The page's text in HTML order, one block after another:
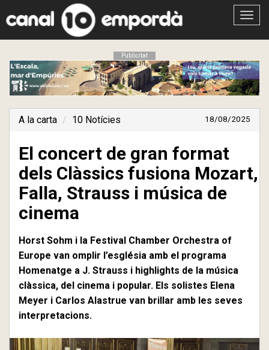
Obrir
Publicitat
A la carta 10 Notícies 18/08/2025
El concert de gran format
dels Clàssics fusiona Mozart,
Falla, Strauss i música de
cinema
Horst Sohm i la Festival Chamber Orchestra of
Europe van omplir l’església amb el programa
Homenatge a J. Strauss i highlights de la música
clàssica, del cinema i popular. Els solistes Elena
Meyer i Carlos Alastrue van brillar amb les seves
interpretacions.